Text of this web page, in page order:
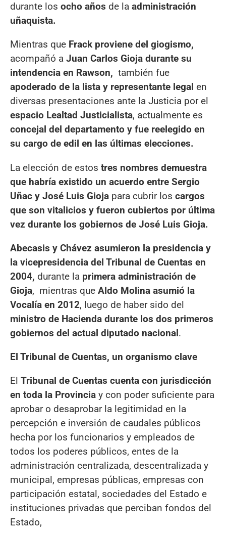
durante los ocho años de la administración
uñaquista.
Mientras que Frack proviene del giogismo,
acompañó a Juan Carlos Gioja durante su
intendencia en Rawson, también fue
apoderado de la lista y representante legal en
diversas presentaciones ante la Justicia por el
espacio Lealtad Justicialista, actualmente es
concejal del departamento y fue reelegido en
su cargo de edil en las últimas elecciones.
La elección de estos tres nombres demuestra
que habría existido un acuerdo entre Sergio
Uñac y José Luis Gioja para cubrir los cargos
que son vitalicios y fueron cubiertos por última
vez durante los gobiernos de José Luis Gioja.
Abecasis y Chávez asumieron la presidencia y
la vicepresidencia del Tribunal de Cuentas en
2004, durante la primera administración de
Gioja, mientras que Aldo Molina asumió la
Vocalía en 2012, luego de haber sido del
ministro de Hacienda durante los dos primeros
gobiernos del actual diputado nacional.
El Tribunal de Cuentas, un organismo clave
El Tribunal de Cuentas cuenta con jurisdicción
en toda la Provincia y con poder suficiente para
aprobar o desaprobar la legitimidad en la
percepción e inversión de caudales públicos
hecha por los funcionarios y empleados de
todos los poderes públicos, entes de la
administración centralizada, descentralizada y
municipal, empresas públicas, empresas con
participación estatal, sociedades del Estado e
instituciones privadas que perciban fondos del
Estado,